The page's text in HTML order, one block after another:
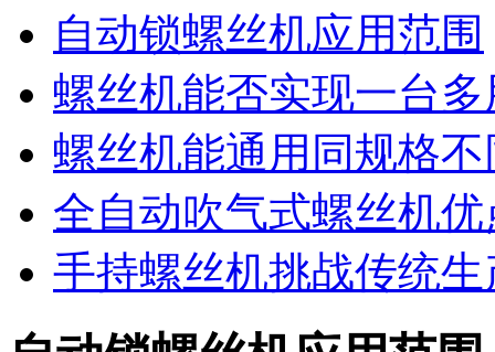
自动锁螺丝机应用范围
螺丝机能否实现一台多
螺丝机能通用同规格
全自动吹气式螺丝机优
手持螺丝机挑战传统